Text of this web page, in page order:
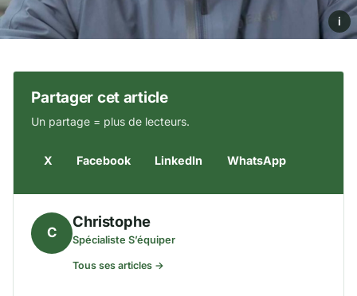
i
Partager cet article
Un partage = plus de lecteurs.
X Facebook LinkedIn WhatsApp
C
Christophe
Spécialiste S’équiper
Tous ses articles →